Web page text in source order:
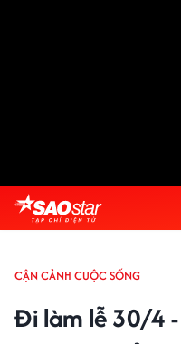
CẬN CẢNH CUỘC SỐNG
Đi làm lễ 30/4